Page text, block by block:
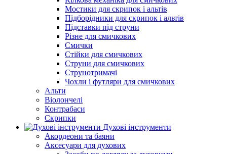
Мостики для скрипок і альтів
Підборiдники для скрипок і альтів
Підставки під струни
Різне для смичкових
Смички
Стійки для смичкових
Струни для смичкових
Струнотримачі
Чохли і футляри для смичкових
Альти
Віолончелі
Контрабаси
Скрипки
Духові інструменти
Акордеони та баяни
Аксесуари для духових